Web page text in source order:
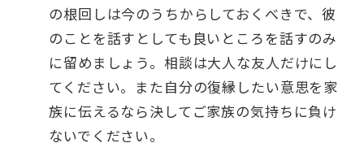
の根回しは今のうちからしておくべきで、彼
のことを話すとしても良いところを話すのみ
に留めましょう。相談は大人な友人だけにし
てください。また自分の復縁したい意思を家
族に伝えるなら決してご家族の気持ちに負け
ないでください。